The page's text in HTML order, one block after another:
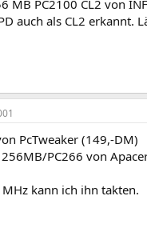
MB PC2100 CL2 von
auch als CL2 erkannt.
PcTweaker (149,-DM)
256MB/PC266 von
kann ich ihn takten.